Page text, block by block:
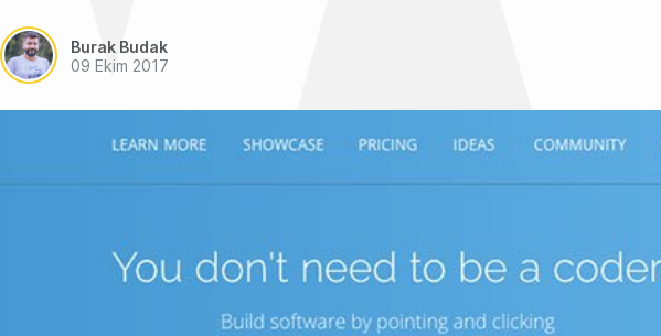
Burak Budak
09 Ekim 2017